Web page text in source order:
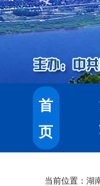
首
页
当前位置： 湖